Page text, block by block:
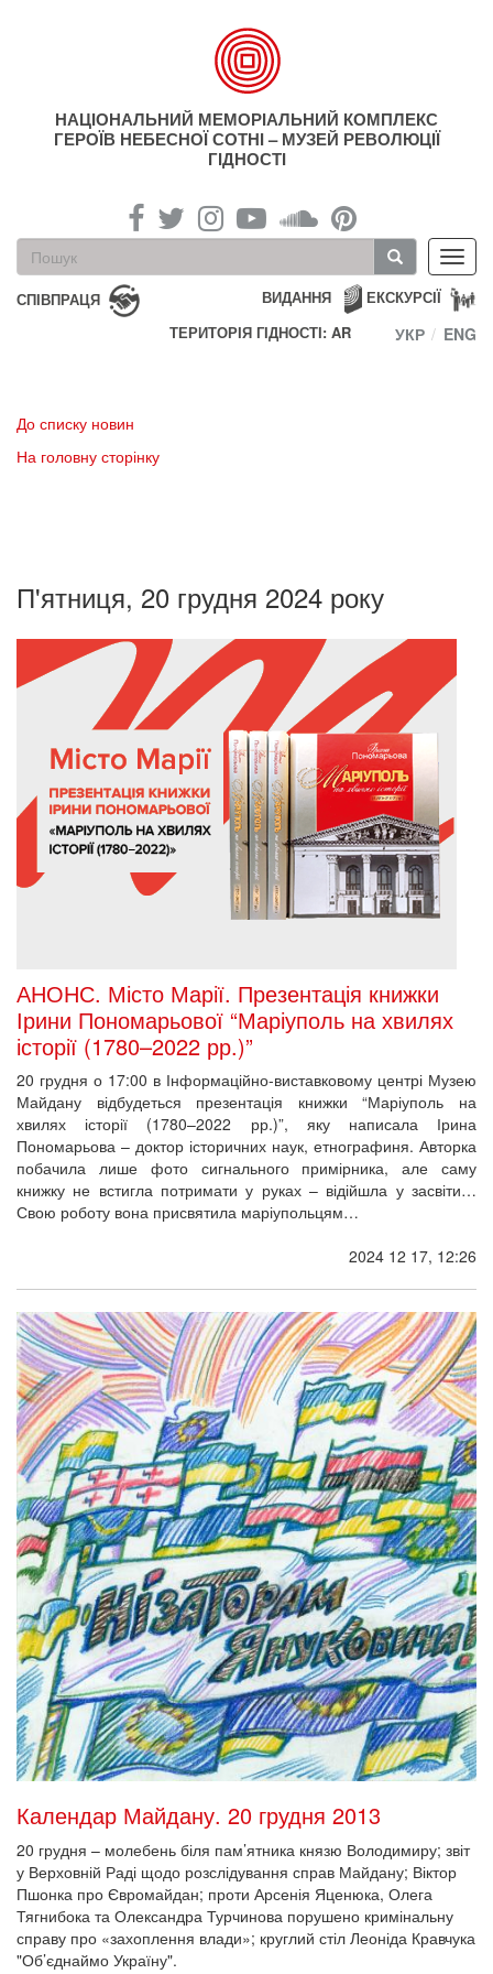
НАЦІОНАЛЬНИЙ МЕМОРІАЛЬНИЙ КОМПЛЕКС
ГЕРОЇВ НЕБЕСНОЇ СОТНІ – МУЗЕЙ РЕВОЛЮЦІЇ
ГІДНОСТІ
Пошукова
форма
Пошук
СПІВПРАЦЯ ЕКСКУРСІЇ
ВИДАННЯ
ТЕРИТОРІЯ ГІДНОСТІ: AR
УКР ENG
До списку новин
На головну сторінку
П'ятниця, 20 грудня 2024 року
АНОНС. Місто Марії. Презентація книжки
Ірини Пономарьової “Маріуполь на хвилях
історії (1780–2022 рр.)”
20 грудня о 17:00 в Інформаційно-виставковому центрі Музею
Майдану відбудеться презентація книжки “Маріуполь на
хвилях історії (1780–2022 рр.)”, яку написала Ірина
Пономарьова – доктор історичних наук, етнографиня. Авторка
побачила лише фото сигнального примірника, але саму
книжку не встигла потримати у руках – відійшла у засвіти…
Свою роботу вона присвятила маріупольцям…
2024 12 17, 12:26
Календар Майдану. 20 грудня 2013
20 грудня – молебень біля пам’ятника князю Володимиру; звіт
у Верховній Раді щодо розслідування справ Майдану; Віктор
Пшонка про Євромайдан; проти Арсенія Яценюка, Олега
Тягнибока та Олександра Турчинова порушено кримінальну
справу про «захоплення влади»; круглий стіл Леоніда Кравчука
"Об’єднаймо Україну".